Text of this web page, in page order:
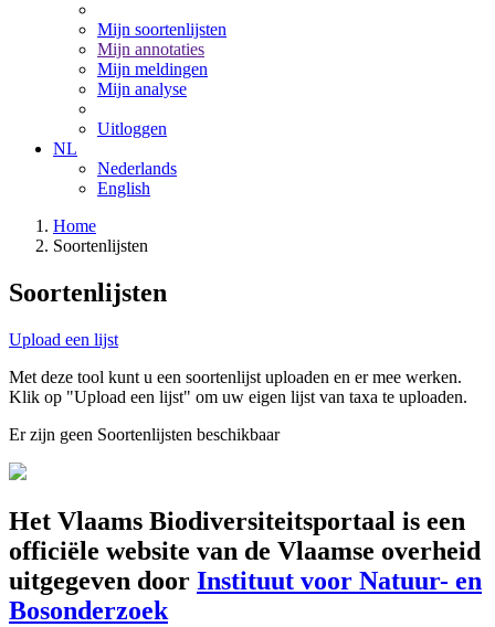
Mijn soortenlijsten
Mijn annotaties
Mijn meldingen
Mijn analyse
Uitloggen
NL
Nederlands
English
Home
Soortenlijsten
Soortenlijsten
Upload een lijst
Met deze tool kunt u een soortenlijst uploaden en er mee werken.
Klik op "Upload een lijst" om uw eigen lijst van taxa te uploaden.
Er zijn geen Soortenlijsten beschikbaar
Het Vlaams Biodiversiteitsportaal is een
officiële website van de Vlaamse overheid
uitgegeven door Instituut voor Natuur- en
Bosonderzoek